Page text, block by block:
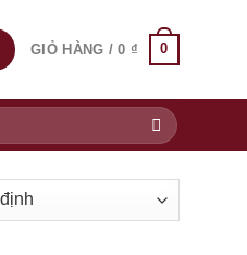
GIỎ HÀNG /0 ₫ 0